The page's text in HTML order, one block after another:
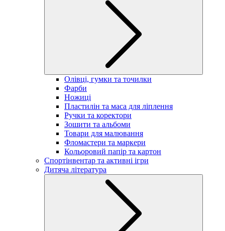
Олівці, гумки та точилки
Фарби
Ножиці
Пластилін та маса для ліплення
Ручки та коректори
Зошити та альбоми
Товари для малювання
Фломастери та маркери
Кольоровий папір та картон
Спортінвентар та активні ігри
Дитяча література